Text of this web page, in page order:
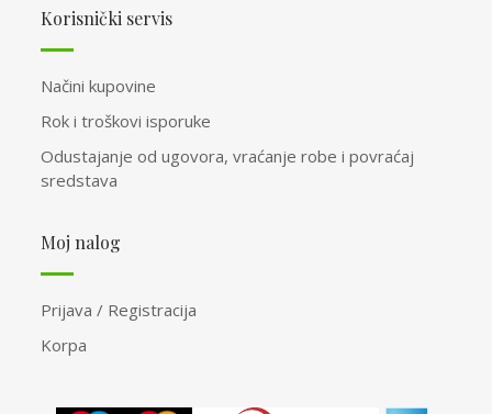
Korisnički servis
Načini kupovine
Rok i troškovi isporuke
Odustajanje od ugovora, vraćanje robe i povraćaj
sredstava
Moj nalog
Prijava / Registracija
Korpa